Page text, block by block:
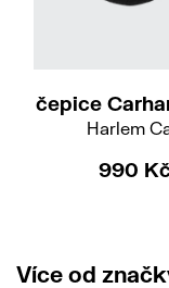
čepice
Harlem
990 Kč
Více od